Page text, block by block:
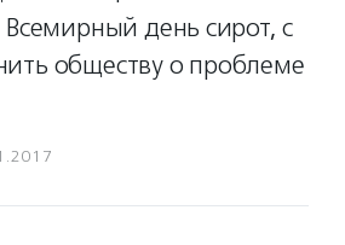
день сирот, с
обществу о проблеме